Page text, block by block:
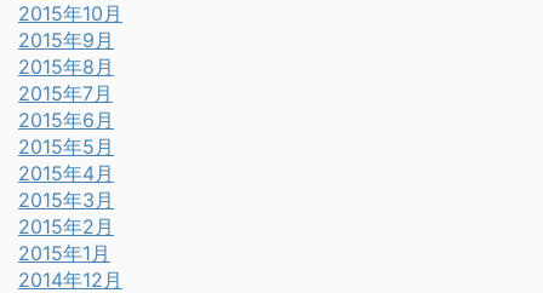
2015年10月
2015年9月
2015年8月
2015年7月
2015年6月
2015年5月
2015年4月
2015年3月
2015年2月
2015年1月
2014年12月